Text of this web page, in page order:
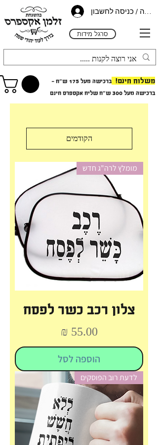
/ כניסה לחשבון
סרגל מידות
משלוח חינם!
ברכישה מעל 175 ש"ח -
ברכישה מעל 300 ש"ח שליח אקספרס חינם
הקודמים
מומלץ לרה"ג חדש
צלון רכב כשר לפסח
מחיר
הוספה לסל
לדעת רוב הפוסקים